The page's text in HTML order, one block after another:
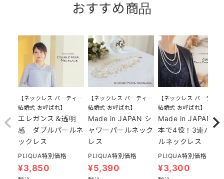
おすすめ商品
【ネックレス パーティー
結婚式 お呼ばれ】
エレガンス＆透明
感 ダブルパールネ
ックレス
PLIQUA特別価格
¥3,850
【ネックレス パーティー
結婚式 お呼ばれ】
Made in JAPAN シ
ャワーパールネック
レス
PLIQUA特別価格
¥5,390
【ネックレス パーティー
結婚式 お呼ばれ】
Made in JAPAN 1
本で4役！3連パー
ルネックレス
PLIQUA特別価格
¥3,300